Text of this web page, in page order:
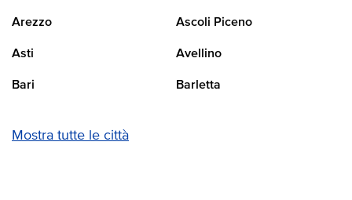
Arezzo Ascoli Piceno
Asti Avellino
Bari Barletta
Mostra tutte le città